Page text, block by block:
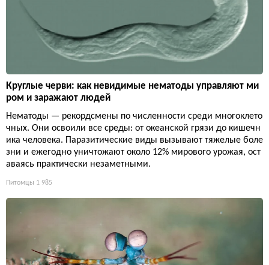
Круглые черви: как невидимые нематоды управляют ми
ром и заражают людей
Нематоды — рекордсмены по численности среди многоклето
чных. Они освоили все среды: от океанской грязи до кишечн
ика человека. Паразитические виды вызывают тяжелые боле
зни и ежегодно уничтожают около 12% мирового урожая, ост
аваясь практически незаметными.
Питомцы 1 985